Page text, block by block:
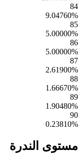
84
9.04760%
85
5.00000%
86
5.00000%
87
2.61900%
88
1.66670%
89
1.90480%
90
0.23810%
مستوى الندرة